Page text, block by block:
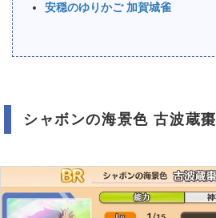
安穏のゆりかご 加賀城雀
シャボンの海景色 古波蔵棗